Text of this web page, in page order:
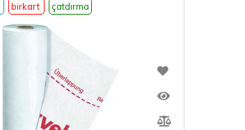
birkart çatdırma